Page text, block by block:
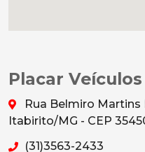
Placar Veículos
Rua Belmiro Martins
Itabirito/MG - CEP
(31)3563-2433